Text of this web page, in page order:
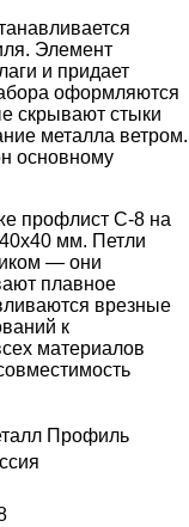
Элемент
и придает
оформляются
скрывают стыки
металла ветром.
основному
профлист С-8 на
мм. Петли
— они
плавное
врезные
к
материалов
Профиль